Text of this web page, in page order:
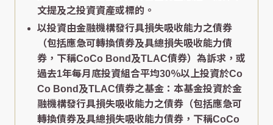
文提及之投資資產或標的。
以投資由金融機構發行具損失吸收能力之債券
（包括應急可轉換債券及具總損失吸收能力債
券，下稱CoCo Bond及TLAC債券）為訴求，或
過去1年每月底投資組合平均30％以上投資於Co
Co Bond及TLAC債券之基金：本基金投資於金
融機構發行具損失吸收能力之債券（包括應急可
轉換債券及具總損失吸收能力債券，下稱CoCo